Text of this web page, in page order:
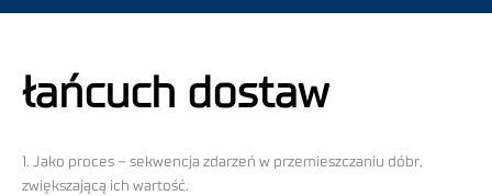
łańcuch dostaw
1. Jako proces – sekwencja zdarzeń w przemieszczaniu dóbr,
zwiększającą ich wartość.